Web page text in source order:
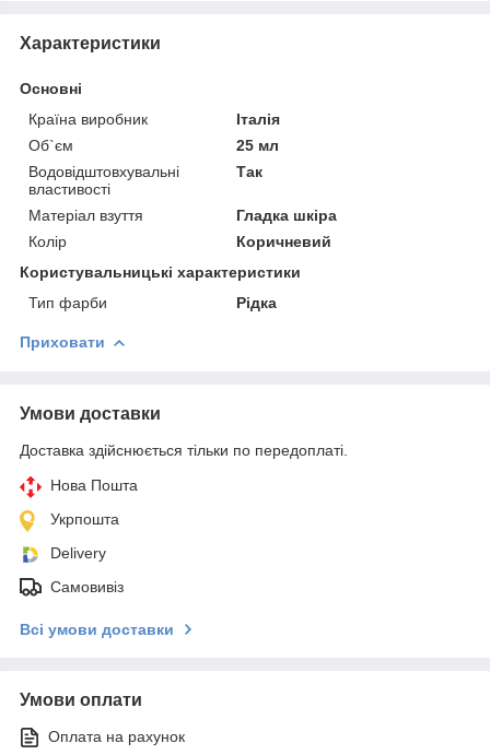
Характеристики
Основні
Країна виробник
Італія
Об`єм
25 мл
Водовідштовхувальні
властивості
Так
Матеріал взуття
Гладка шкіра
Колір
Коричневий
Користувальницькі характеристики
Тип фарби
Рідка
Приховати
Умови доставки
Доставка здійснюється тільки по передоплаті.
Нова Пошта
Укрпошта
Delivery
Самовивіз
Всі умови доставки
Умови оплати
Оплата на рахунок